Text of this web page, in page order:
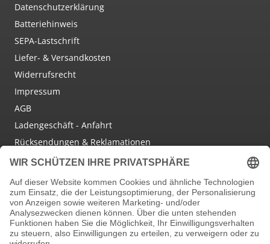
Datenschutzerklärung
Batteriehinweis
SEPA-Lastschrift
Liefer- & Versandkosten
Widerrufsrecht
Impressum
AGB
Ladengeschäft - Anfahrt
Rücksendungen & Reklamationen
Social Media
Facebook
Instagram